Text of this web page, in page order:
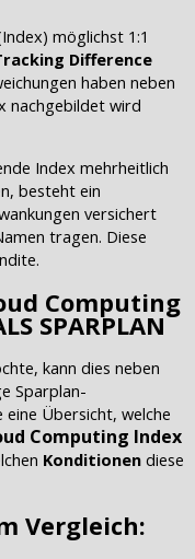
möglichst 1:1
Difference
haben neben
nachgebildet wird
Index mehrheitlich
besteht ein
versichert
tragen. Diese
Computing
SPARPLAN
kann dies neben
Sparplan-
eine Übersicht, welche
Computing Index
Konditionen diese
Vergleich: